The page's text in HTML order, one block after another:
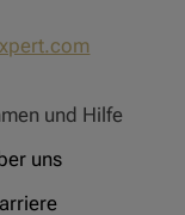
und Hilfe
uns